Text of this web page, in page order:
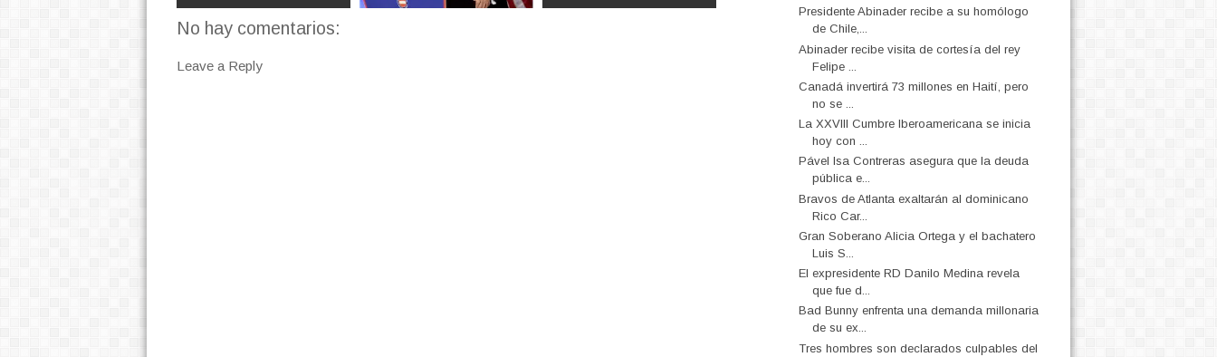
No hay comentarios:
Leave a Reply
Presidente Abinader recibe a su homólogo
de Chile,...
Abinader recibe visita de cortesía del rey
Felipe ...
Canadá invertirá 73 millones en Haití, pero
no se ...
La XXVIII Cumbre Iberoamericana se inicia
hoy con ...
Pável Isa Contreras asegura que la deuda
pública e...
Bravos de Atlanta exaltarán al dominicano
Rico Car...
Gran Soberano Alicia Ortega y el bachatero
Luis S...
El expresidente RD Danilo Medina revela
que fue d...
Bad Bunny enfrenta una demanda millonaria
de su ex...
Tres hombres son declarados culpables del